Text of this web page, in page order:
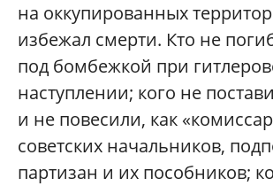
на оккупированных
избежал смерти. Кто не
под бомбежкой при
наступлении; кого не
и не повесили, как
советских начальников,
партизан и их пособников;